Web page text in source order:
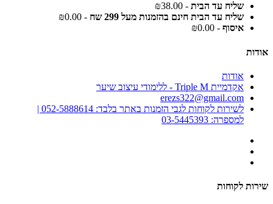
שליח עד הבית - ₪38.00
שליח עד הבית חינם בהזמנות מעל 299 שח
- ₪0.00
איסוף - ₪0.00
אודות
אודות
אקדמיית Triple M - ללימודי עיצוב שיער
erezs322@gmail.com
לשירות לקוחות לגבי הזמנות באתר בלבד: 052-5888614 |
למספרה: 03-5445393
שירות לקוחות